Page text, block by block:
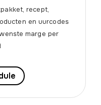
recept,
en uurcodes
marge per